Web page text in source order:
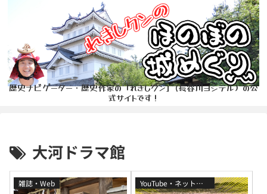
歴史ナビゲーター・歴史作家の「れきしクン」(長谷川ヨシテル）の公
式サイトです！
大河ドラマ館
雑誌・Web YouTube・ネット番組